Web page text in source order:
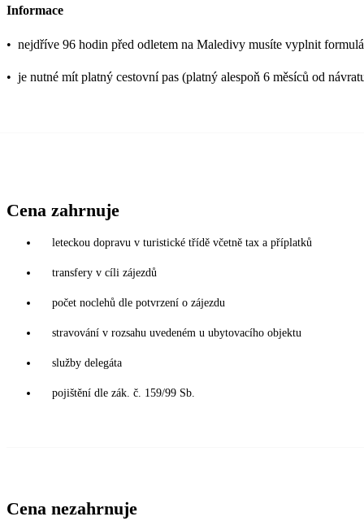
Informace
• nejdříve 96 hodin před odletem na Maledivy musíte vyplnit
• je nutné mít platný cestovní pas (platný alespoň 6 měsíců od
Cena zahrnuje
leteckou dopravu v turistické třídě včetně tax a příplatků
transfery v cíli zájezdů
počet noclehů dle potvrzení o zájezdu
stravování v rozsahu uvedeném u ubytovacího objektu
služby delegáta
pojištění dle zák. č. 159/99 Sb.
Cena nezahrnuje